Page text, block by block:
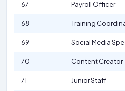
67 Payroll Officer
68 Training
69 Social Media
70 Content Creator
71 Junior Staff